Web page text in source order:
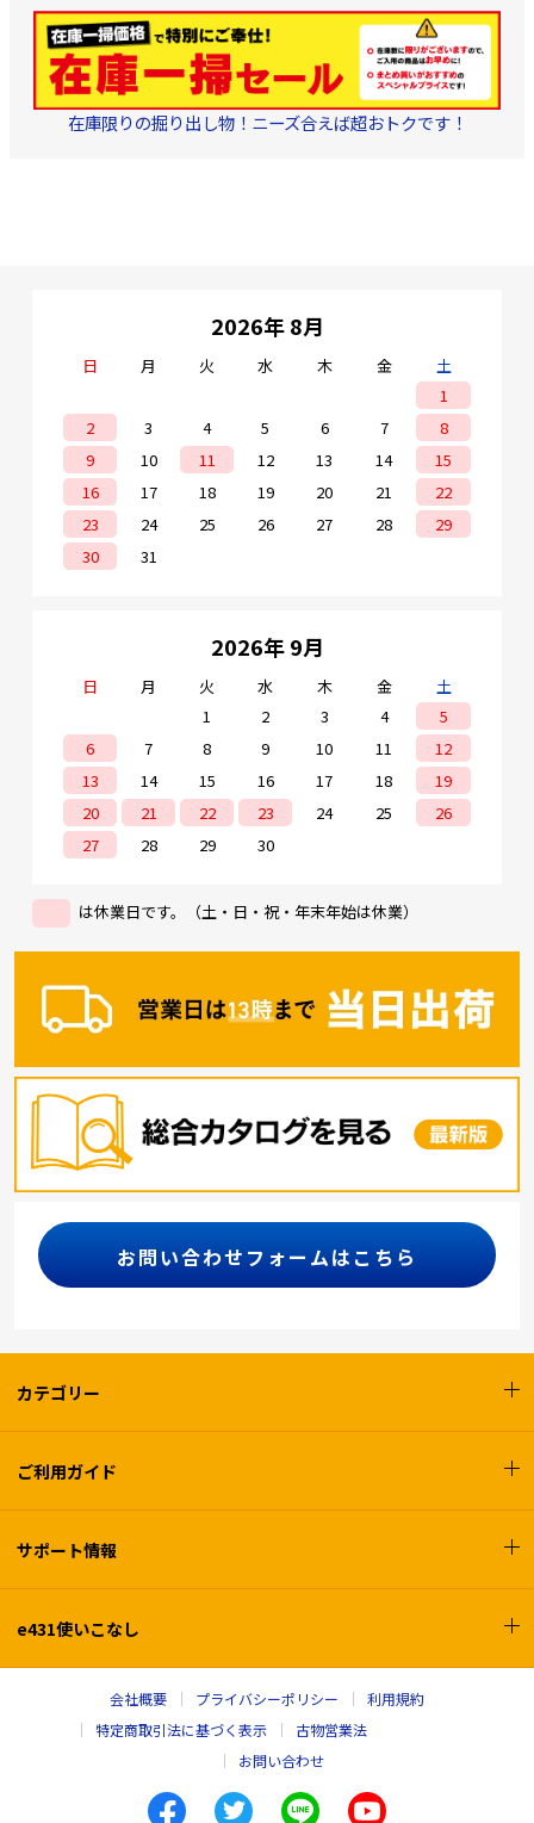
により、扉の破損などを
防ぎます。 ●設置がカン
タン「電気工事不要」
［電気不使用］ 面倒な地
中埋没工事もなく、どこ
にでも設置できます。 ●
確認窓 本体下部の窓か
ら、どの宅配ボックスに
共用して利用でき、退去
台をコンクリートなどの
地面とアンカーによって
固定する設置方法です。
※アンカーボルトは付属
していません。 ■仕様 ・
カラー：シルバー、ホワ
イト、ブラック、ブラウ
ン ・設置タイプ：架台設
置タイプ ・最大受取サイ
ス大：15kg ・目安 ボッ
大：米10kg1袋 ・付属品
KDP2-31C□□(集合向け2
段)：付属ラベル×2枚、
非常解錠キー×2本 KDP3-
31C□□(集合向け3段)：
付属ラベル×3枚、非常解
錠キー×3本 【アンカー
用するボルトの呼び径は
10～12を推奨しておりま
オプション ※オプショ
ンについては価格をご案
内致しますので、
。 ・レベルアジャス
ター（品番：KDAJ） 段差
がある場所に設置する際
に高さを調整します。 セ
ット内容：レベルアジャ
スター×4、アジャスター
押え金具×4、ナット座金
を防ぎます。 ●設置がカ
ンタン「電気工事不要」
［電気不使用］ 面倒な地
中埋没工事もなく、どこ
にでも設置できます。 ●
鍵部 付属の施錠キーがあ
るので、盗難から大切な
荷物を守ります。 ●安心
ルバー、ホワイト、ブラ
ック、ブラウン ・設置タ
外形サイズ：高さ700×
ズ：高さ520×幅380×奥
行250mm ・最大受取重
量：15kg ・目安：米
10kg1袋 ・付属品：解錠
キー×2本 【アンカー固
れておりません。】 使用
在庫限りの掘り出し物！ニーズ合えば超おトクです！
2026年 8月
日 月 火 水 木 金
土
1
2
3 4 5 6 7
8
9
10 11 12 13 14
15
16
17 18 19 20 21
22
23
24 25 26 27 28
29
30
31
2026年 9月
日 月 火 水 木 金
土
1
2 3 4
5
6
7 8 9 10 11
12
13
14 15 16 17 18
19
20
21 22 23 24 25
26
27
28 29 30
は休業日です。（土・日・祝・年末年始は休業）
お問い合わせフォームはこちら
カテゴリー
ご利用ガイド
サポート情報
e431使いこなし
会社概要 プライバシーポリシー
利用規約
特定商取引法に基づく表示
古物営業法
お問い合わせ